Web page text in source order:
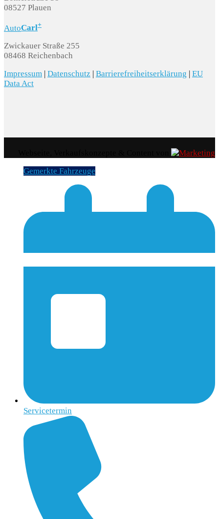
08527 Plauen
AutoCarl+
Zwickauer Straße 255
08468 Reichenbach
Impressum Datenschutz Barrierefreiheitserklärung
EU
Data Act
Gemerkte Fahrzeuge
Servicetermin